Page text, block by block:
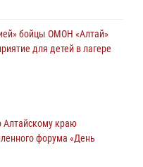
бойцы ОМОН «Алтай»
для детей в лагере
Алтайскому краю
форума «День